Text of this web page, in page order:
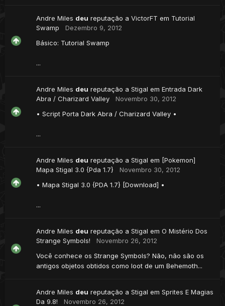
Andre Miles deu reputação a VictorFT em Tutorial
Swamp
Dezembro 9, 2012
Básico: Tutorial Swamp
...
Andre Miles deu reputação a Stigal em Entrada Dark
Abra / Charizard Valley
Novembro 30, 2012
• Script Porta Dark Abra / Charizard Valley •
...
Andre Miles deu reputação a Stigal em [Pokemon]
Mapa Stigal 3.0 {Pda 1.7}
Novembro 30, 2012
• Mapa Stigal 3.0 {PDA 1.7} [Download] •
...
Andre Miles deu reputação a Stigal em O Mistério Dos
Strange Symbols!
Novembro 26, 2012
Você conhece os Strange Symbols? Não, não são os
antigos objetos obtidos como loot de um Behemoth...
Andre Miles deu reputação a Stigal em Sprites E Magias
Da 9.8!
Novembro 26, 2012